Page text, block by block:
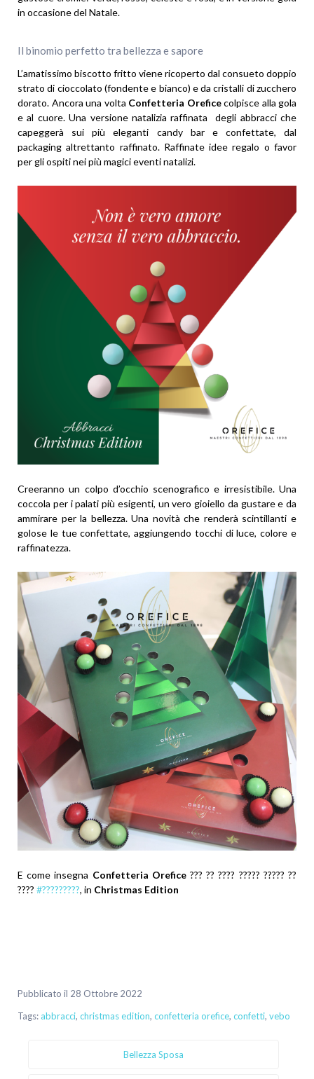
in occasione del Natale.
Il binomio perfetto tra bellezza e sapore
L’amatissimo biscotto fritto viene ricoperto dal consueto doppio
strato di cioccolato (fondente e bianco) e da cristalli di zucchero
dorato. Ancora una volta Confetteria Oreficecolpisce alla gola
e al cuore. Una versione natalizia raffinata degli abbracci che
capeggerà sui più eleganti candy bar e confettate, dal
packaging altrettanto raffinato. Raffinate idee regalo o favor
per gli ospiti nei più magici eventi natalizi.
Creeranno un colpo d’occhio scenografico e irresistibile. Una
coccola per i palati più esigenti, un vero gioiello da gustare e da
ammirare per la bellezza. Una novità che renderà scintillanti e
golose le tue confettate, aggiungendo tocchi di luce, colore e
raffinatezza.
E come insegna Confetteria Orefice??? ?? ???? ????? ????? ??
???? #?????????, in Christmas Edition
Pubblicato il 28 Ottobre 2022
Tags: abbracci, christmas edition, confetteria orefice, confetti, vebo
Bellezza Sposa